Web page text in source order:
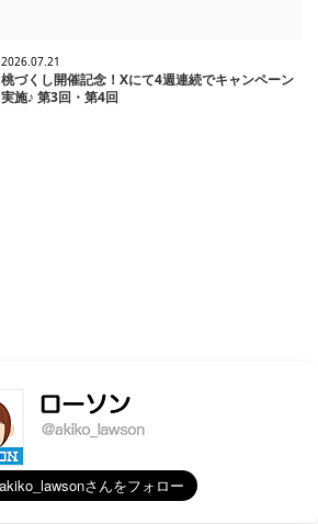
2026.07.21
桃づくし開催記念！Xにて4週連続でキャンペーン
実施♪ 第3回・第4回